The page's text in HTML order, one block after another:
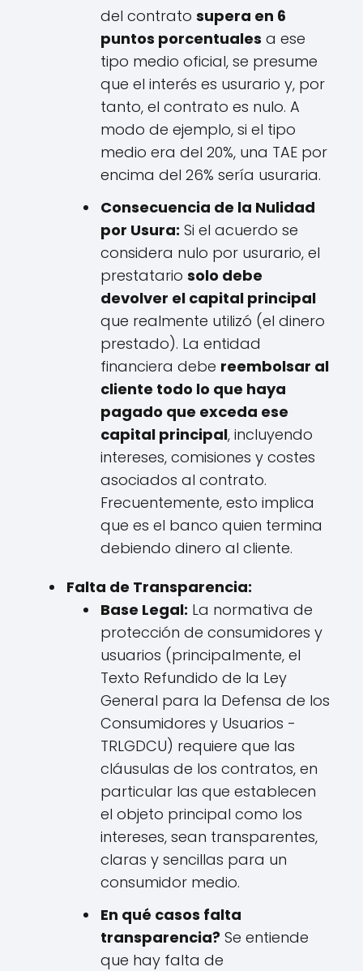
del contrato supera en 6
puntos porcentuales a ese
tipo medio oficial, se presume
que el interés es usurario y, por
tanto, el contrato es nulo. A
modo de ejemplo, si el tipo
medio era del 20%, una TAE por
encima del 26% sería usuraria.
Consecuencia de la Nulidad
por Usura: Si el acuerdo se
considera nulo por usurario, el
prestatario solo debe
devolver el capital principal
que realmente utilizó (el dinero
prestado). La entidad
financiera debe reembolsar al
cliente todo lo que haya
pagado que exceda ese
capital principal, incluyendo
intereses, comisiones y costes
asociados al contrato.
Frecuentemente, esto implica
que es el banco quien termina
debiendo dinero al cliente.
Falta de Transparencia:
Base Legal: La normativa de
protección de consumidores y
usuarios (principalmente, el
Texto Refundido de la Ley
General para la Defensa de los
Consumidores y Usuarios -
TRLGDCU) requiere que las
cláusulas de los contratos, en
particular las que establecen
el objeto principal como los
intereses, sean transparentes,
claras y sencillas para un
consumidor medio.
En qué casos falta
transparencia? Se entiende
que hay falta de